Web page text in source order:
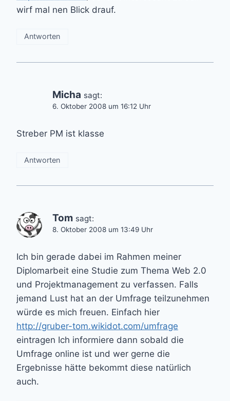
wirf mal nen Blick drauf.
Antworten
Micha sagt:
6. Oktober 2008 um 16:12 Uhr
Streber PM ist klasse
Antworten
Tom sagt:
8. Oktober 2008 um 13:49 Uhr
Ich bin gerade dabei im Rahmen meiner
Diplomarbeit eine Studie zum Thema Web 2.0
und Projektmanagement zu verfassen. Falls
jemand Lust hat an der Umfrage teilzunehmen
würde es mich freuen. Einfach hier
http://gruber-tom.wikidot.com/umfrage
eintragen Ich informiere dann sobald die
Umfrage online ist und wer gerne die
Ergebnisse hätte bekommt diese natürlich
auch.